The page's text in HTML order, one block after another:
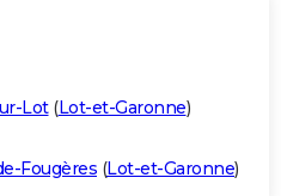
Lot(Lot-et-Garonne)
Fougères (Lot-et-Garonne)